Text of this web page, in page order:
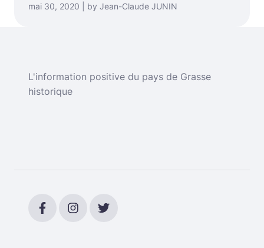
mai 30, 2020 | by Jean-Claude JUNIN
L'information positive du pays de Grasse
historique